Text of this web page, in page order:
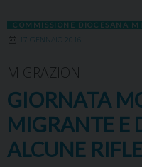
COMMISSIONE DIOCESANA
17 GENNAIO 2016
MIGRAZIONI
GIORNATA
MIGRANTE E
ALCUNE